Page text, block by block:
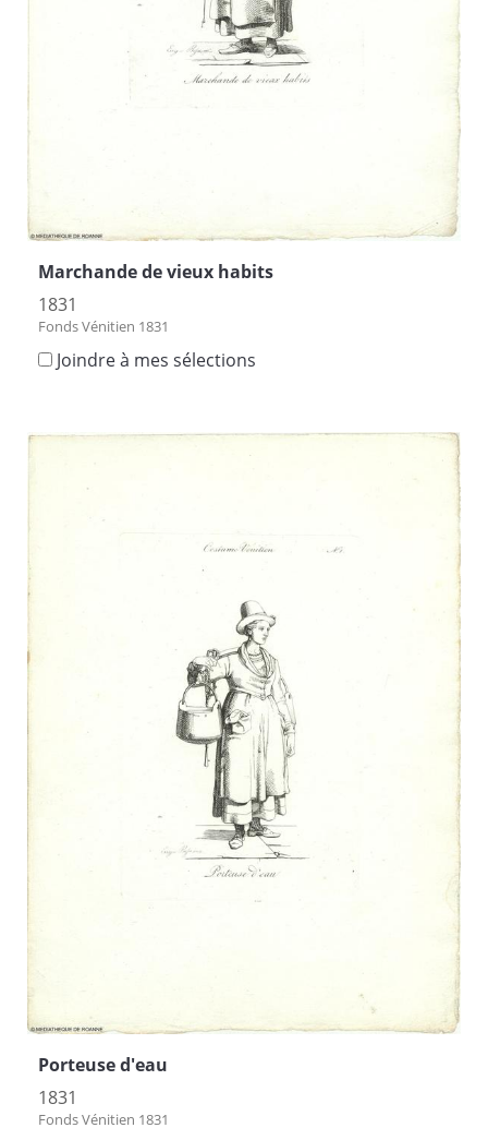
Marchande de vieux habits
1831
Fonds Vénitien 1831
Joindre à mes sélections
Porteuse d'eau
1831
Fonds Vénitien 1831